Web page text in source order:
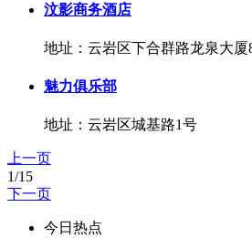
汶影商务酒店
地址：云岩区下合群路龙泉大厦
魅力俱乐部
地址：云岩区城基路1号
上一页
1/15
下一页
今日热点